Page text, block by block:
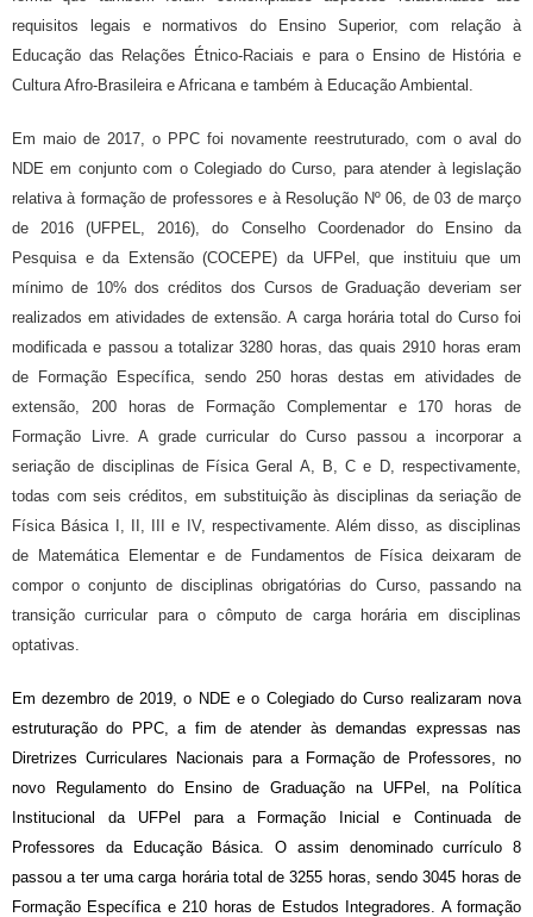
requisitos legais e normativos do Ensino Superior, com relação à
Educação das Relações Étnico-Raciais e para o Ensino de História e
Cultura Afro-Brasileira e Africana e também à Educação Ambiental.
Em maio de 2017, o PPC foi novamente reestruturado, com o aval do
NDE em conjunto com o Colegiado do Curso, para atender à legislação
relativa à formação de professores e à Resolução Nº 06, de 03 de março
de 2016 (UFPEL, 2016), do Conselho Coordenador do Ensino da
Pesquisa e da Extensão (COCEPE) da UFPel, que instituiu que um
mínimo de 10% dos créditos dos Cursos de Graduação deveriam ser
realizados em atividades de extensão. A carga horária total do Curso foi
modificada e passou a totalizar 3280 horas, das quais 2910 horas eram
de Formação Específica, sendo 250 horas destas em atividades de
extensão, 200 horas de Formação Complementar e 170 horas de
Formação Livre. A grade curricular do Curso passou a incorporar a
seriação de disciplinas de Física Geral A, B, C e D, respectivamente,
todas com seis créditos, em substituição às disciplinas da seriação de
Física Básica I, II, III e IV, respectivamente. Além disso, as disciplinas
de Matemática Elementar e de Fundamentos de Física deixaram de
compor o conjunto de disciplinas obrigatórias do Curso, passando na
transição curricular para o cômputo de carga horária em disciplinas
optativas.
Em dezembro de 2019, o NDE e o Colegiado do Curso realizaram nova
estruturação do P PC, a fim de atender às demandas expressas nas
Diretrizes Curriculares Nacionais para a Formação de Professores, no
novo Regulamento do Ensino de Graduação na UFPel , na Política
Institucional da UFPel para a Formação Inicial e Continuada de
Professores da Educação Básica. O assim denominado currículo 8
passou a ter uma carga horária total de 3255 horas, sendo3045 horas de
Formação Específica e 210 horas de Estudos Integradores. A formação